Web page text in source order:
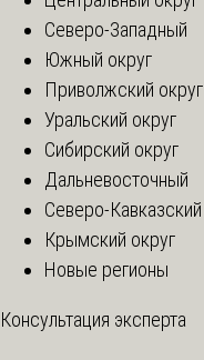
Северо-Западный
Южный округ
Приволжский округ
Уральский округ
Сибирский округ
Дальневосточный
Северо-Кавказский
Крымский округ
Новые регионы
Консультация эксперта